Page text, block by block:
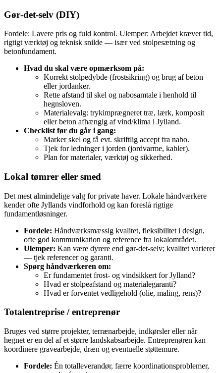
Gør‑det‑selv (DIY)
Fordele: Lavere pris og fuld kontrol. Ulemper: Arbejdet kræver tid,
rigtigt værktøj og teknisk snilde — især ved stolpesætning og
betonfundament.
Hvad du skal være opmærksom på:
Korrekt stolpedybde (frostsikring) og brug af beton
eller jordanker.
Rette afstand til skel og nabosamtale i henhold til
hegnsloven.
Materialevalg: trykimprægneret træ, lærk, komposit
eller beton afhængig af vind/klima i Jylland.
Checklist før du går i gang:
Marker skel og få evt. skriftlig accept fra nabo.
Tjek for ledninger i jorden (jordvarme, kabler).
Plan for materialer, værktøj og sikkerhed.
Lokal tømrer eller smed
Det mest almindelige valg for private haver. Lokale håndværkere
kender ofte Jyllands vindforhold og kan foreslå rigtige
fundamentløsninger.
Fordele: Håndværksmæssig kvalitet, fleksibilitet i design,
ofte god kommunikation og reference fra lokalområdet.
Ulemper: Kan være dyrere end gør‑det‑selv; kvalitet varierer
— tjek referencer og garanti.
Spørg håndværkeren om:
Er fundamentet frost‑ og vindsikkert for Jylland?
Hvad er stolpeafstand og materialegaranti?
Hvad er forventet vedligehold (olie, maling, rens)?
Totalentreprise / entreprenør
Bruges ved større projekter, terrænarbejde, indkørsler eller når
hegnet er en del af et større landskabsarbejde. Entreprenøren kan
koordinere gravearbejde, dræn og eventuelle støttemure.
Fordele: Én totalleverandør, færre koordinationsproblemer,